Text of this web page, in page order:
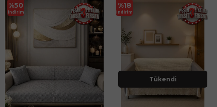
%50
İndirim
%18
İndirim
Tükendi